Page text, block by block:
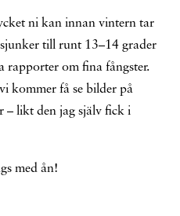
ni kan innan vintern tar
till runt 13–14 grader
rapporter om fina fångster.
kommer få se bilder på
– likt den jag själv fick i
med ån!